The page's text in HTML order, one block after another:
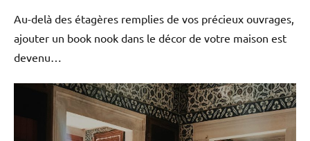
Au-delà des étagères remplies de vos précieux ouvrages,
ajouter un book nook dans le décor de votre maison est
devenu…